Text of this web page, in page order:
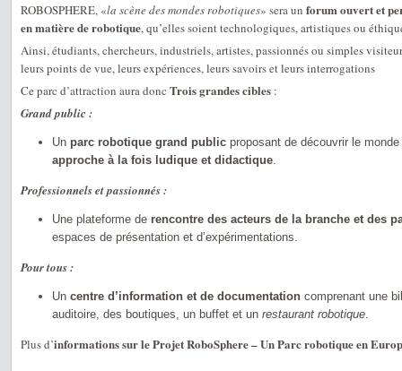
ROBOSPHERE, «la scène des mondes robotiques» sera un forum ouvert et
en matière de robotique, qu’elles soient technologiques, artistiques ou
Ainsi, étudiants, chercheurs, industriels, artistes, passionnés ou simples
leurs points de vue, leurs expériences, leurs savoirs et leurs interrogations
Ce parc d’attraction aura donc Trois grandes cibles :
Grand public :
Un parc robotique grand public proposant de découvrir le
approche à la fois ludique et didactique.
Professionnels et passionnés :
Une plateforme de rencontre des acteurs de la branche et des
espaces de présentation et d’expérimentations.
Pour tous :
Un centre d’information et de documentation comprenant une
auditoire, des boutiques, un buffet et un restaurant robotique.
Plus d’informations sur le Projet RoboSphere – Un Parc robotique en